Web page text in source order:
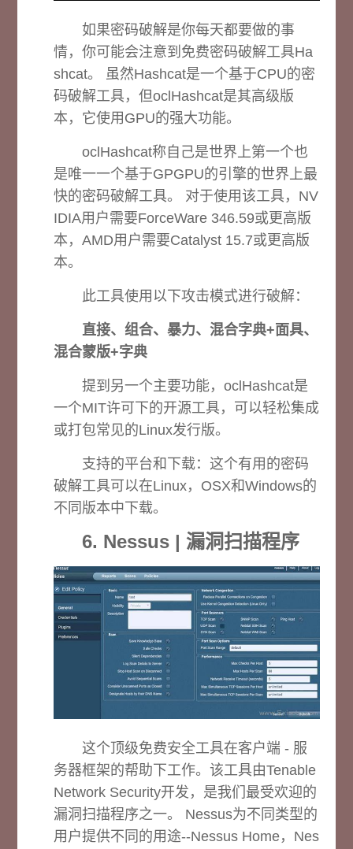
如果密码破解是你每天都要做的事
情，你可能会注意到免费密码破解工具Ha
shcat。 虽然Hashcat是一个基于CPU的密
码破解工具，但oclHashcat是其高级版
本，它使用GPU的强大功能。
oclHashcat称自己是世界上第一个也
是唯一一个基于GPGPU的引擎的世界上最
快的密码破解工具。 对于使用该工具，NV
IDIA用户需要ForceWare 346.59或更高版
本，AMD用户需要Catalyst 15.7或更高版
本。
此工具使用以下攻击模式进行破解：
直接、组合、暴力、混合字典+面具、
混合蒙版+字典
提到另一个主要功能，oclHashcat是
一个MIT许可下的开源工具，可以轻松集成
或打包常见的Linux发行版。
支持的平台和下载： 这个有用的密码
破解工具可以在Linux，OSX和Windows的
不同版本中下载。
6. Nessus | 漏洞扫描程序
这个顶级免费安全工具在客户端 - 服
务器框架的帮助下工作。该工具由Tenable
Network Security开发，是我们最受欢迎的
漏洞扫描程序之一。 Nessus为不同类型的
用户提供不同的用途--Nessus Home，Nes